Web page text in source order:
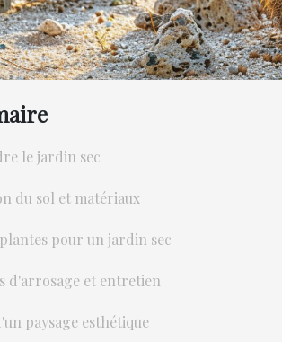
le jardin sec
du sol et matériaux
pour un jardin sec
d'arrosage et entretien
paysage esthétique